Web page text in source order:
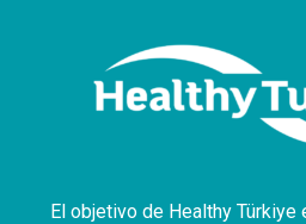
El objetivo de Healthy Türkiye